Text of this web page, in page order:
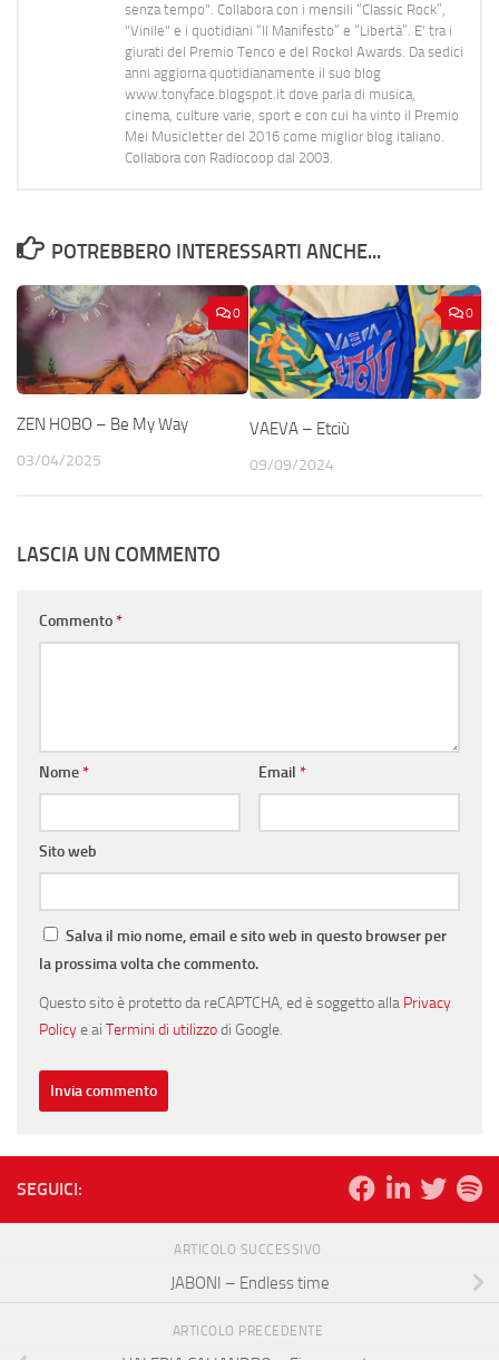
senza tempo". Collabora con i mensili “Classic Rock”,
"Vinile" e i quotidiani “Il Manifesto” e “Libertà”. E' tra i
giurati del Premio Tenco e del Rockol Awards. Da sedici
anni aggiorna quotidianamente il suo blog
www.tonyface.blogspot.it dove parla di musica,
cinema, culture varie, sport e con cui ha vinto il Premio
Mei Musicletter del 2016 come miglior blog italiano.
Collabora con Radiocoop dal 2003.
POTREBBERO INTERESSARTI ANCHE...
0
ZEN HOBO – Be My Way
03/04/2025
0
VAEVA – Etciù
09/09/2024
LASCIA UN COMMENTO
Commento*
Nome* Email *
Sito web
Salva il mio nome, email e sito web in questo browser per
la prossima volta che commento.
Questo sito è protetto da reCAPTCHA, ed è soggetto alla Privacy
Policye ai Termini di utilizzodi Google.
SEGUICI:
ARTICOLO SUCCESSIVO
JABONI – Endless time
ARTICOLO PRECEDENTE